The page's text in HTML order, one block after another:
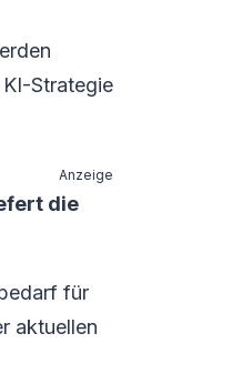
Strategie
Anzeige
die
für
aktuellen